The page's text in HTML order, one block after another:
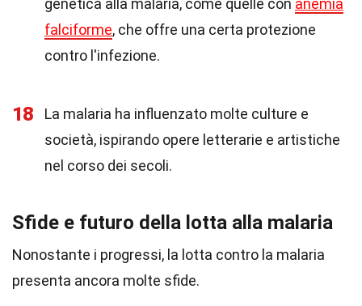
genetica alla malaria, come quelle con anemia
falciforme, che offre una certa protezione
contro l'infezione.
18
La malaria ha influenzato molte culture e
società, ispirando opere letterarie e artistiche
nel corso dei secoli.
Sfide e futuro della lotta alla malaria
Nonostante i progressi, la lotta contro la malaria
presenta ancora molte sfide.